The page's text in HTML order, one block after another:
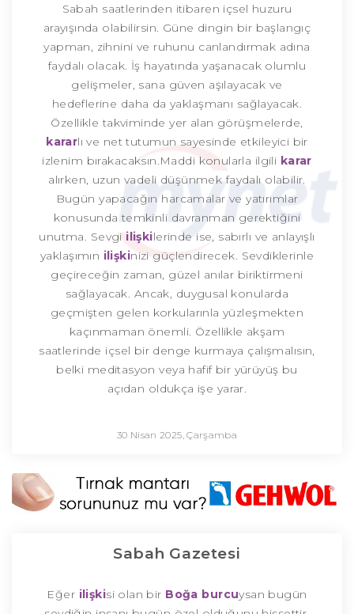
Sabah saatlerinden itibaren içsel huzuru
arayışında olabilirsin. Güne dingin bir başlangıç
yapman, zihnini ve ruhunu canlandırmak adına
faydalı olacak. İş hayatında yaşanacak olumlu
gelişmeler, sana güven aşılayacak ve
hedeflerine daha da yaklaşmanı sağlayacak.
Özellikle takviminde yer alan görüşmelerde,
kararlı ve net tutumun sayesinde etkileyici bir
izlenim bırakacaksın.Maddi konularla ilgili karar
alırken, uzun vadeli düşünmek faydalı olabilir.
Bugün yapacağın harcamalar ve yatırımlar
konusunda temkinli davranman gerektiğini
unutma. Sevgi ilişkilerinde ise, sabırlı ve anlayışlı
yaklaşımın ilişkinizi güçlendirecek. Sevdiklerinle
geçireceğin zaman, güzel anılar biriktirmeni
sağlayacak. Ancak, duygusal konularda
geçmişten gelen korkularınla yüzleşmekten
kaçınmaman önemli. Özellikle akşam
saatlerinde içsel bir denge kurmaya çalışmalısın,
belki meditasyon veya hafif bir yürüyüş bu
açıdan oldukça işe yarar.
30 Nisan 2025, Çarşamba
Sabah Gazetesi
Eğer ilişkisi olan bir Boğa burcuysan bugün